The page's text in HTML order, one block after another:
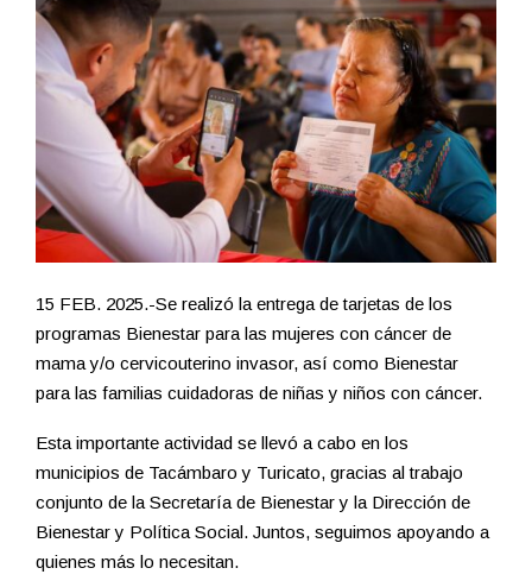
15 FEB. 2025.-Se realizó la entrega de tarjetas de los
programas Bienestar para las mujeres con cáncer de
mama y/o cervicouterino invasor, así como Bienestar
para las familias cuidadoras de niñas y niños con cáncer.
Esta importante actividad se llevó a cabo en los
municipios de Tacámbaro y Turicato, gracias al trabajo
conjunto de la Secretaría de Bienestar y la Dirección de
Bienestar y Política Social. Juntos, seguimos apoyando a
quienes más lo necesitan.